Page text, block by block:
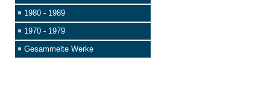
1980 - 1989
1970 - 1979
Gesammelte Werke